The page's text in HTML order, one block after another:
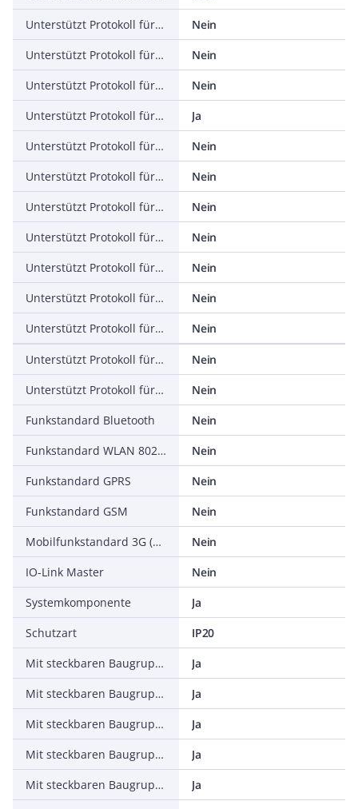
Unterstützt Protokoll für SUCONET
Nein
Unterstützt Protokoll für LON
Nein
Unterstützt Protokoll für SERCOS
Nein
Unterstützt Protokoll für PROFINET IO
Ja
Unterstützt Protokoll für PROFINET CBA
Nein
Unterstützt Protokoll für Foundation Fieldbus
Nein
Unterstützt Protokoll für EtherNet/IP
Nein
Unterstützt Protokoll für AS-Interface Safety at Work
Nein
Unterstützt Protokoll für DeviceNet Safety
Nein
Unterstützt Protokoll für INTERBUS-Safety
Nein
Unterstützt Protokoll für PROFIsafe
Nein
Unterstützt Protokoll für SafetyBUS p
Nein
Unterstützt Protokoll für sonstige Bussysteme
Nein
Funkstandard Bluetooth
Nein
Funkstandard WLAN 802.11
Nein
Funkstandard GPRS
Nein
Funkstandard GSM
Nein
Mobilfunkstandard 3G (UMTS)
Nein
IO-Link Master
Nein
Systemkomponente
Ja
Schutzart
IP20
Mit steckbaren Baugruppen, digitale Ein-/Ausgangssignale
Ja
Mit steckbaren Baugruppen, analoge Ein-/Ausgangssignale
Ja
Mit steckbaren Baugruppen, Kommunikationsmodule
Ja
Mit steckbaren Baugruppen, Funktions- u. Technologie-Module
Ja
Mit steckbaren Baugruppen, Zentralmodule
Ja